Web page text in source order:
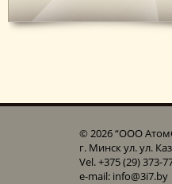
© 2026 “ООО
г. Минск ул. ул.
Vel. +375 (29) 373-
e-mail: info@3i7.by